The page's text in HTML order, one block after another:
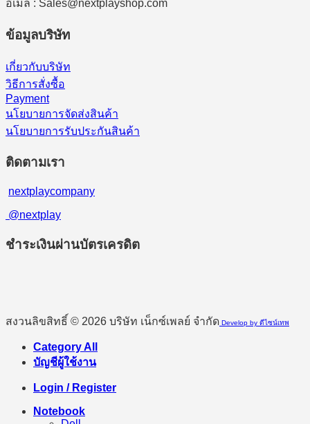
อีเมล : Sales@nextplayshop.com
ข้อมูลบริษัท
เกี่ยวกับบริษัท
วิธีการสั่งซื้อ
Payment
นโยบายการจัดส่งสินค้า
นโยบายการรับประกันสินค้า
ติดตามเรา
nextplaycompany
@nextplay
ชำระเงินผ่านบัตรเครดิต
สงวนลิขสิทธิ์ © 2026 บริษัท เน็กซ์เพลย์ จำกัด Develop by ดีไซน์เทพ
Category All
บัญชีผู้ใช้งาน
Login / Register
Notebook